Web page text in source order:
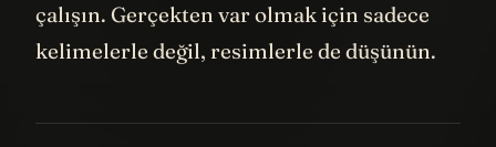
çalışın. Gerçekten var olmak için sadece
kelimelerle değil, resimlerle de düşünün.